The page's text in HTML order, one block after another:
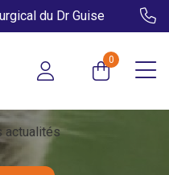
du Dr Guise
0
actualités